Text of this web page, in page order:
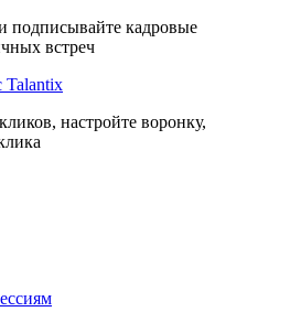
подписывайте кадровые
встреч
Talantix
настройте воронку,